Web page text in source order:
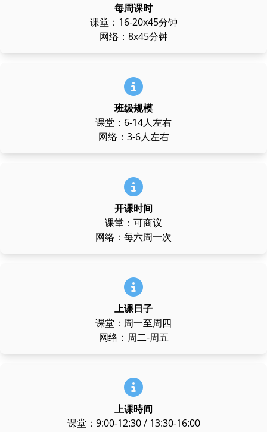
每周课时
课堂：16-20x45分钟
网络：8x45分钟
班级规模
课堂：6-14人左右
网络：3-6人左右
开课时间
课堂：可商议
网络：每六周一次
上课日子
课堂：周一至周四
网络：周二-周五
上课時间
课堂：9:00-12:30 / 13:30-16:00